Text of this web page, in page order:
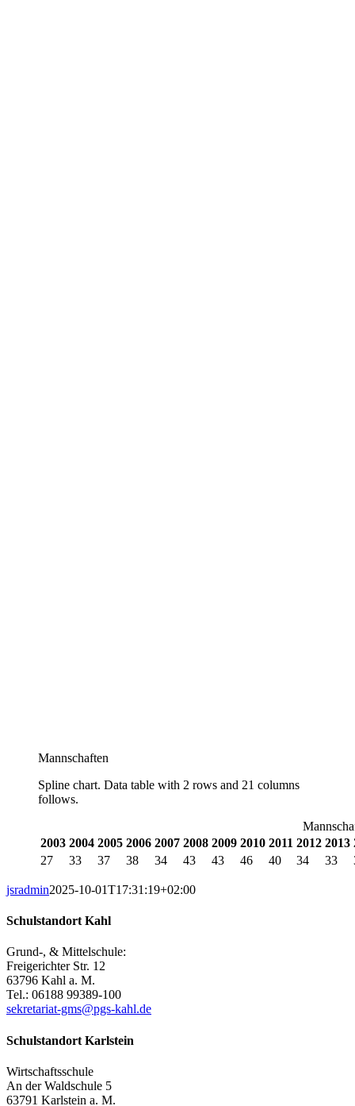
Mannschaften
Spline chart. Data table with 2 rows and 21 columns
follows.
2003 2004 2005 2006 2007 2008 2009 2010 2011 2012 2013
27
33 37 38 34 43 43 46 40 34 33
jsradmin2025-10-01T17:31:19+02:00
Schulstandort Kahl
Grund-, & Mittelschule:
Freigerichter Str. 12
63796 Kahl a. M.
Tel.: 06188 99389-100
sekretariat-gms@pgs-kahl.de
Schulstandort Karlstein
Wirtschaftsschule
An der Waldschule 5
63791 Karlstein a. M.